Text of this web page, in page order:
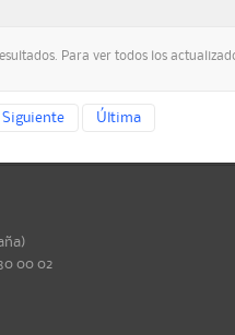
Para ver todos los
Siguiente Última
00 02